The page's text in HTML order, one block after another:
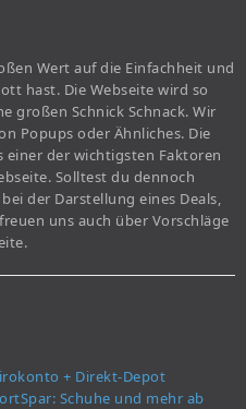
Wert auf die Einfachheit und
hast. Die Webseite wird so
großen Schnick Schnack. Wir
Popups oder Ähnliches. Die
der wichtigsten Faktoren
Solltest du dennoch
der Darstellung eines Deals,
uns auch über Vorschläge
+ Direkt-Depot
Schuhe und mehr ab